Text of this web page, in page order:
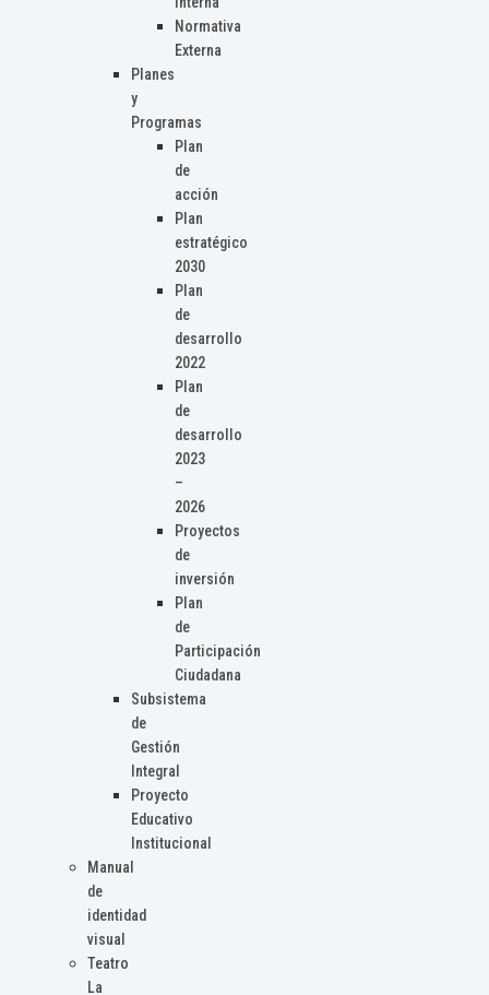
Normativa
Externa
Planes
y
Programas
Plan
de
acción
Plan
estratégico
2030
Plan
de
desarrollo
2022
Plan
de
desarrollo
2023
–
2026
Proyectos
de
inversión
Plan
de
Participación
Ciudadana
Subsistema
de
Gestión
Integral
Proyecto
Educativo
Institucional
Manual
de
identidad
visual
Teatro
La